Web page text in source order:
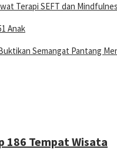
Terapi SEFT dan
Anak
Semangat Pantang
186 Tempat Wisata